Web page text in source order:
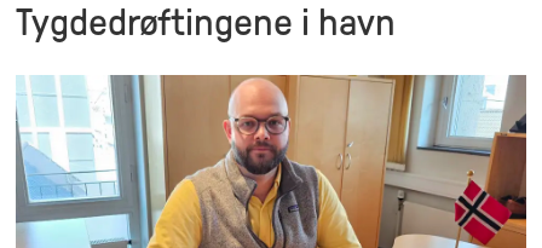
Tygdedrøftingene i havn